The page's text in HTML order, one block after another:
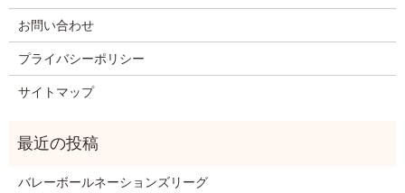
お問い合わせ
プライバシーポリシー
サイトマップ
バレーボールネーションズリーグ